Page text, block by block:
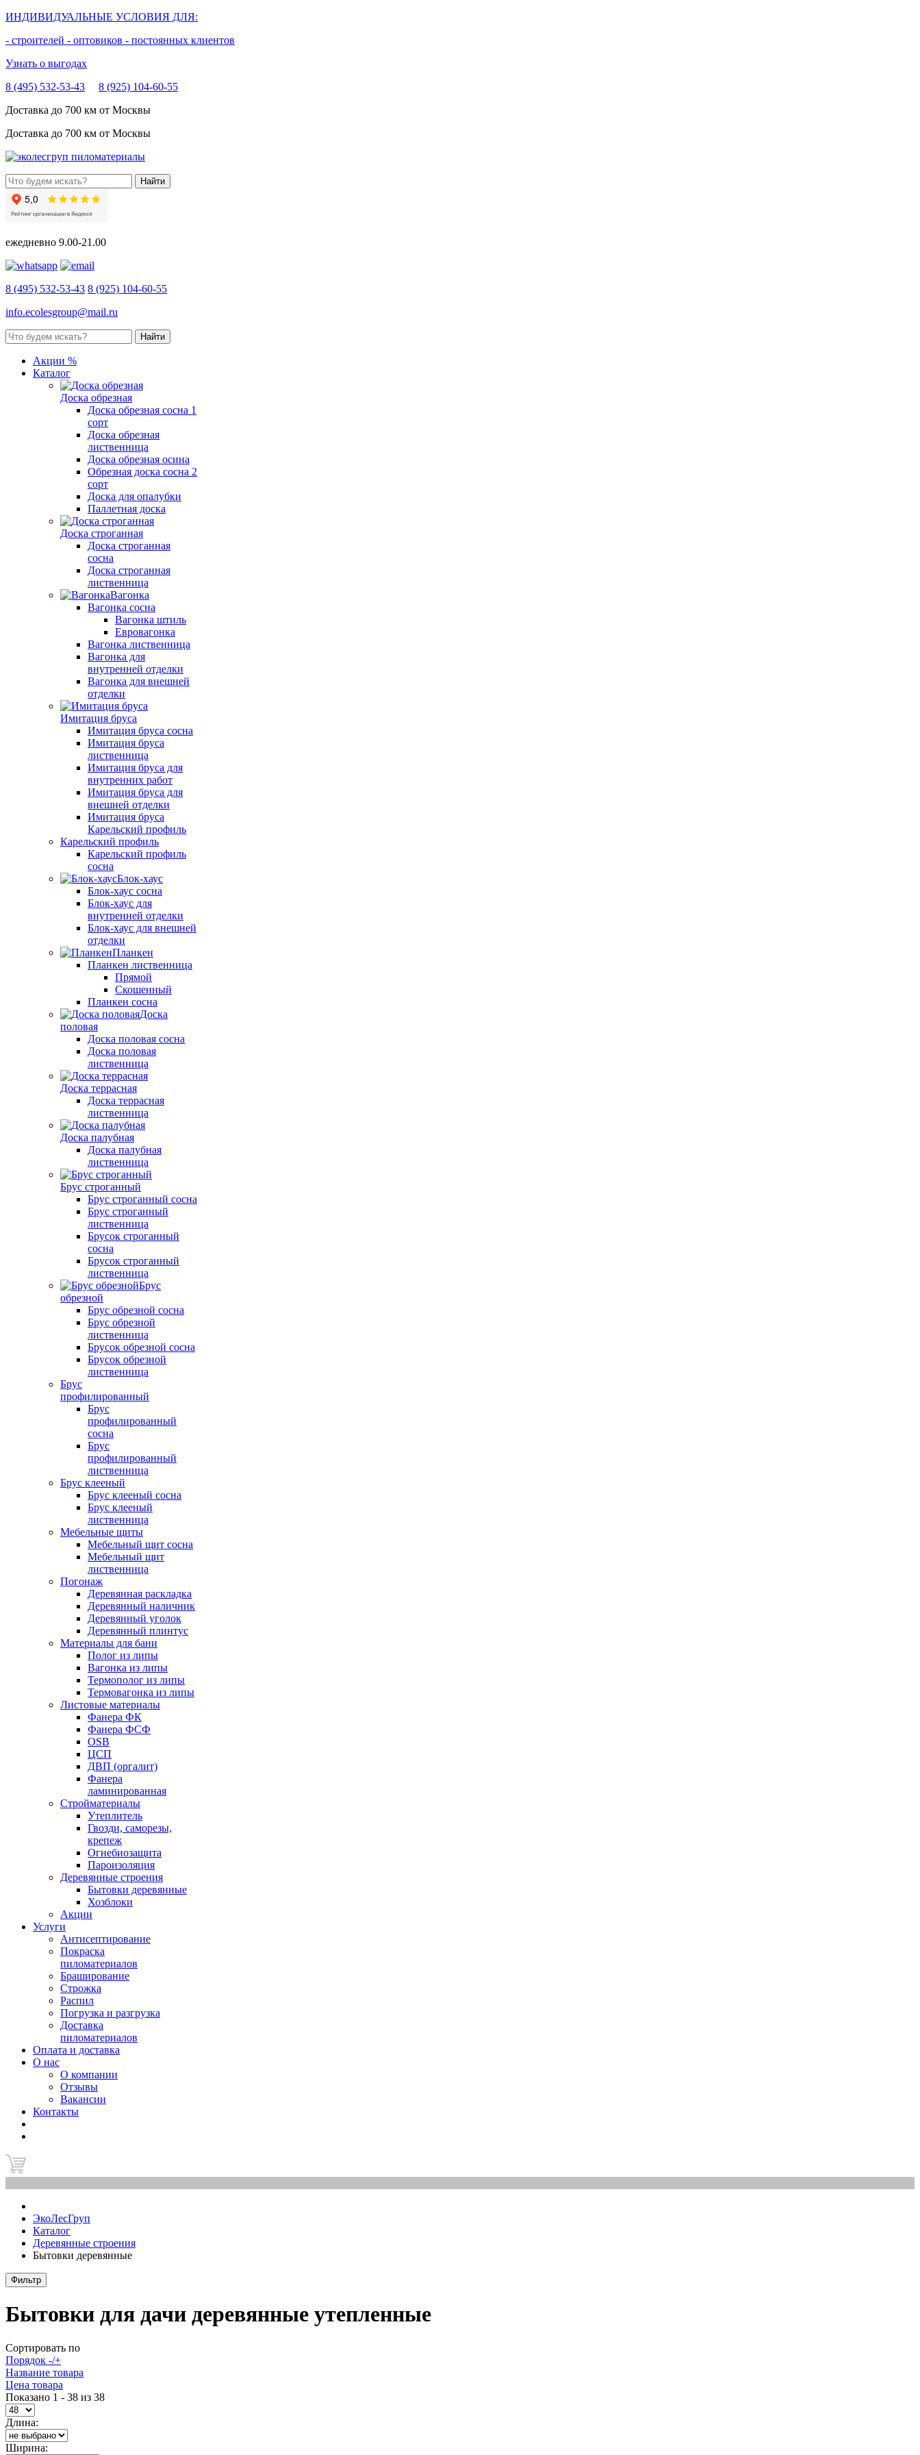
ИНДИВИДУАЛЬНЫЕ УСЛОВИЯ ДЛЯ:
- строителей - оптовиков - постоянных клиентов
Узнать о выгодах
8 (495) 532-53-43
8 (925) 104-60-55
Доставка до 700 км от Москвы
Доставка до 700 км от Москвы
ежедневно 9.00-21.00
8 (495) 532-53-43 8 (925) 104-60-55
info.ecolesgroup@mail.ru
Акции %
Каталог
Доска обрезная
Доска обрезная сосна 1
сорт
Доска обрезная
лиственница
Доска обрезная осина
Обрезная доска сосна 2
сорт
Доска для опалубки
Паллетная доска
Доска строганная
Доска строганная
сосна
Доска строганная
лиственница
Вагонка
Вагонка сосна
Вагонка штиль
Евровагонка
Вагонка лиственница
Вагонка для
внутренней отделки
Вагонка для внешней
отделки
Имитация бруса
Имитация бруса сосна
Имитация бруса
лиственница
Имитация бруса для
внутренних работ
Имитация бруса для
внешней отделки
Имитация бруса
Карельский профиль
Карельский профиль
Карельский профиль
сосна
Блок-хаус
Блок-хаус сосна
Блок-хаус для
внутренней отделки
Блок-хаус для внешней
отделки
Планкен
Планкен лиственница
Прямой
Скошенный
Планкен сосна
Доска
половая
Доска половая сосна
Доска половая
лиственница
Доска террасная
Доска террасная
лиственница
Доска палубная
Доска палубная
лиственница
Брус строганный
Брус строганный сосна
Брус строганный
лиственница
Брусок строганный
сосна
Брусок строганный
лиственница
Брус
обрезной
Брус обрезной сосна
Брус обрезной
лиственница
Брусок обрезной сосна
Брусок обрезной
лиственница
Брус
профилированный
Брус
профилированный
сосна
Брус
профилированный
лиственница
Брус клееный
Брус клееный сосна
Брус клееный
лиственница
Мебельные щиты
Мебельный щит сосна
Мебельный щит
лиственница
Погонаж
Деревянная раскладка
Деревянный наличник
Деревянный уголок
Деревянный плинтус
Материалы для бани
Полог из липы
Вагонка из липы
Термополог из липы
Термовагонка из липы
Листовые материалы
Фанера ФК
Фанера ФСФ
OSB
ЦСП
ДВП (оргалит)
Фанера
ламинированная
Стройматериалы
Утеплитель
Гвозди, саморезы,
крепеж
Огнебиозащита
Пароизоляция
Деревянные строения
Бытовки деревянные
Хозблоки
Акции
Услуги
Антисептирование
Покраска
пиломатериалов
Браширование
Строжка
Распил
Погрузка и разгрузка
Доставка
пиломатериалов
Оплата и доставка
О нас
О компании
Отзывы
Вакансии
Контакты
ЭкоЛесГруп
Каталог
Деревянные строения
Бытовки деревянные
Фильтр
Бытовки для дачи деревянные утепленные
Сортировать по
Порядок -/+
Название товара
Цена товара
Показано 1 - 38 из 38
Длина:
Ширина: